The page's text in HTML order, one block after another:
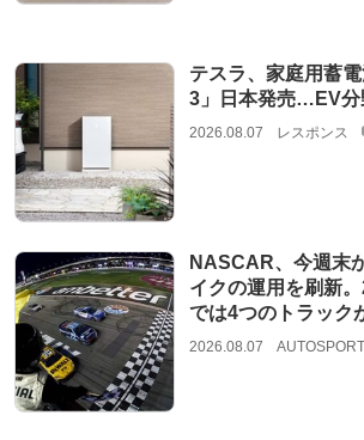
テスラ、家庭用蓄
3」日本発売…EV分
2026.08.07 レスポンス
NASCAR、今週末
イクの運用を刷新
では4つのトラック
2026.08.07